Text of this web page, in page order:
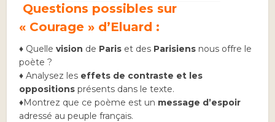
Questions possibles sur
« Courage » d’Eluard :
♦ Quellevision de Paris et des Parisiens nous offre le
poète ?
♦Analysez les effets de contraste et les
oppositions présents dans le texte.
♦Montrez que ce poème est un message d’espoir
adressé au peuple français.